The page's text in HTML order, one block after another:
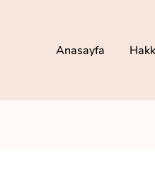
Anasayfa